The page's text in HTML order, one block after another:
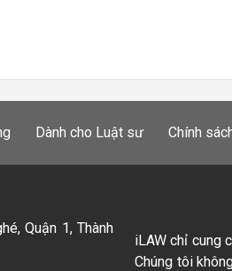
Dành cho Luật sư Chính
Quận 1, Thành
iLAW chỉ cung
Chúng tôi